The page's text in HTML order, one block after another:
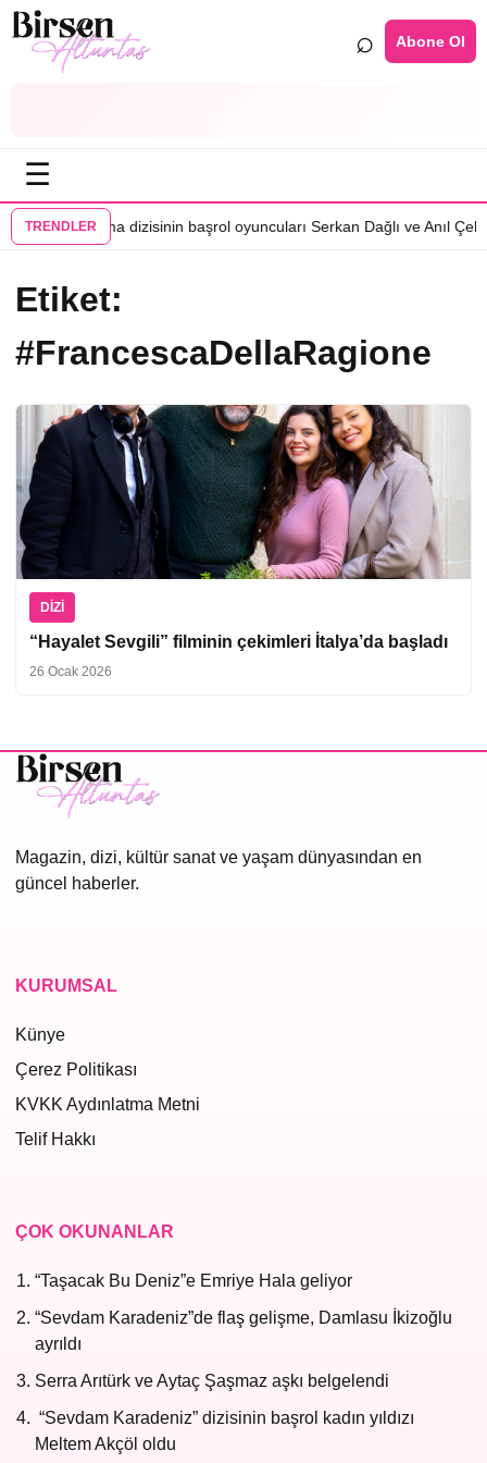
⌕ Abone Ol
☰
TRENDLER
oyuncu•Karma dizisinin başrol oyuncuları Serkan Dağlı ve Anıl
Etiket:
#FrancescaDellaRagione
DIZI
“Hayalet Sevgili” filminin çekimleri İtalya’da başladı
26 Ocak 2026
Magazin, dizi, kültür sanat ve yaşam dünyasından en
güncel haberler.
KURUMSAL
Künye
Çerez Politikası
KVKK Aydınlatma Metni
Telif Hakkı
ÇOK OKUNANLAR
“Taşacak Bu Deniz”e Emriye Hala geliyor
“Sevdam Karadeniz”de flaş gelişme, Damlasu İkizoğlu
ayrıldı
Serra Arıtürk ve Aytaç Şaşmaz aşkı belgelendi
“Sevdam Karadeniz” dizisinin başrol kadın yıldızı
Meltem Akçöl oldu